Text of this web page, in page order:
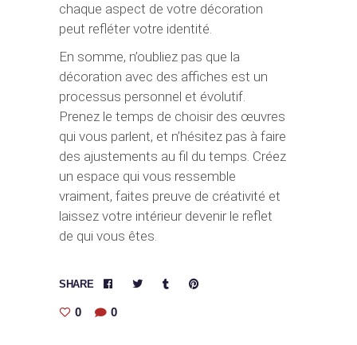
chaque aspect de votre décoration
peut refléter votre identité.
En somme, n’oubliez pas que la
décoration avec des affiches est un
processus personnel et évolutif.
Prenez le temps de choisir des œuvres
qui vous parlent, et n’hésitez pas à faire
des ajustements au fil du temps. Créez
un espace qui vous ressemble
vraiment, faites preuve de créativité et
laissez votre intérieur devenir le reflet
de qui vous êtes.
SHARE
0 0